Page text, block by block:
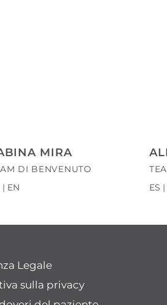
MIRA
DI BENVENUTO
| EN
ES
Legale
sulla privacy